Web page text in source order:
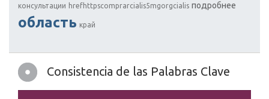
консультации hrefhttpscomprarcialis5mgorgcialis подробнее
область край
Consistencia de las Palabras Clave